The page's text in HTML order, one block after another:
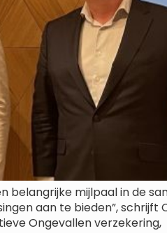
belangrijke mijlpaal in de
aan te bieden”, schrijft
Ongevallen verzekering,